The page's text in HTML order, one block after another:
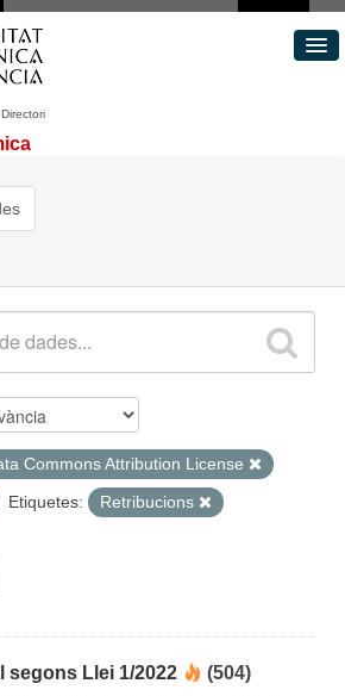
Directori
Commons Attribution License
Etiquetes:
Retribucions
segons Llei 1/2022 (504)